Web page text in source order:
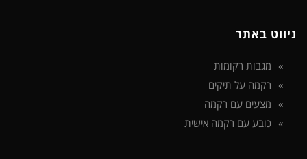
ניווט באתר
מגבות רקומות
רקמה על תיקים
מצעים עם רקמה
כובע עם רקמה אישית